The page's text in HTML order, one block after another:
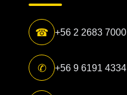
☎ +56 2 2683 7000
✆ +56 9 6191 4334